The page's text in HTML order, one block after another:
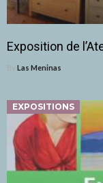
Exposition de
By Las Meninas
EXPOSITIONS